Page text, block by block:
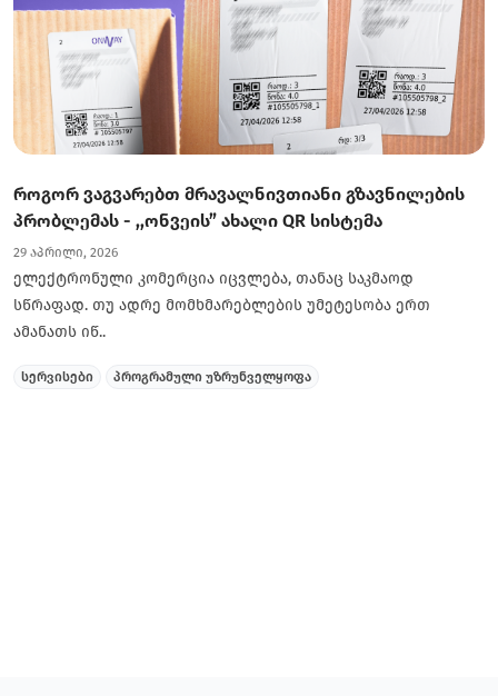
როგორ ვაგვარებთ მრავალნივთიანი გზავნილების
პრობლემას - ,,ონვეის” ახალი QR სისტემა
29 აპრილი, 2026
ელექტრონული კომერცია იცვლება, თანაც საკმაოდ
სწრაფად. თუ ადრე მომხმარებლების უმეტესობა ერთ
ამანათს იწ..
სერვისები პროგრამული უზრუნველყოფა